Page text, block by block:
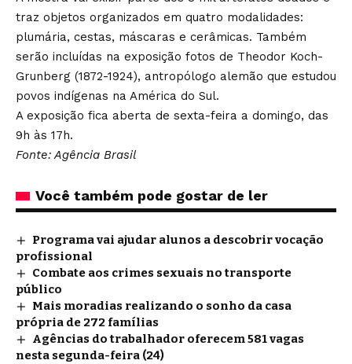
traz objetos organizados em quatro modalidades:
plumária, cestas, máscaras e cerâmicas. Também
serão incluídas na exposição fotos de Theodor Koch-
Grunberg (1872-1924), antropólogo alemão que estudou
povos indígenas na América do Sul.
A exposição fica aberta de sexta-feira a domingo, das
9h às 17h.
Fonte: Agência Brasil
Você também pode gostar de ler
Programa vai ajudar alunos a descobrir vocação
profissional
Combate aos crimes sexuais no transporte
público
Mais moradias realizando o sonho da casa
própria de 272 famílias
Agências do trabalhador oferecem 581 vagas
nesta segunda-feira (24)